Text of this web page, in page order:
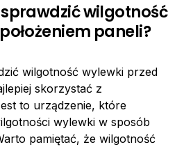
wilgotność
paneli?
wilgotność wylewki przed
skorzystać z
to urządzenie, które
wylewki w sposób
pamiętać, że wilgotność